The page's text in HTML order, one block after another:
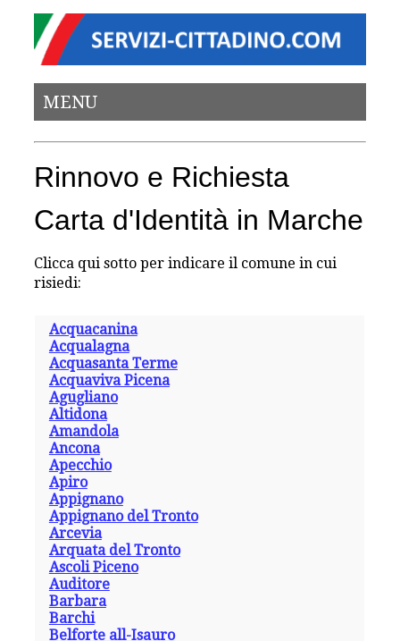
MENU
Rinnovo e Richiesta
Carta d'Identità in Marche
Clicca qui sotto per indicare il comune in cui
risiedi:
Acquacanina
Acqualagna
Acquasanta Terme
Acquaviva Picena
Agugliano
Altidona
Amandola
Ancona
Apecchio
Apiro
Appignano
Appignano del Tronto
Arcevia
Arquata del Tronto
Ascoli Piceno
Auditore
Barbara
Barchi
Belforte all-Isauro